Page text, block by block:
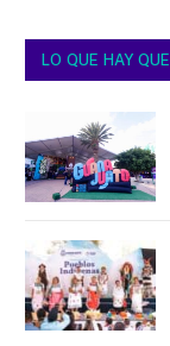
LO QUE HAY QUE